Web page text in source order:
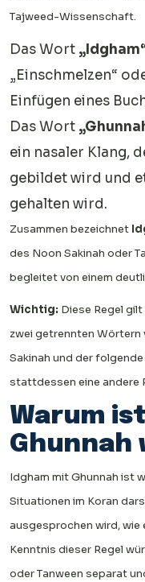
Tajweed-Wissenschaft.
Das Wort
„Einschmelzen“
Einfügen eines
Das Wort
ein nasaler Klang,
gebildet wird und
gehalten wird.
Zusammen bezeichnet
des Noon Sakinah oder
begleitet von einem
Wichtig: Diese Regel
zwei getrennten Wörtern
Sakinah und der
stattdessen eine andere
Warum
Ghunnah
Idgham mit Ghunnah ist
Situationen im Koran
ausgesprochen wird, wie
Kenntnis dieser Regel
oder Tanween separat